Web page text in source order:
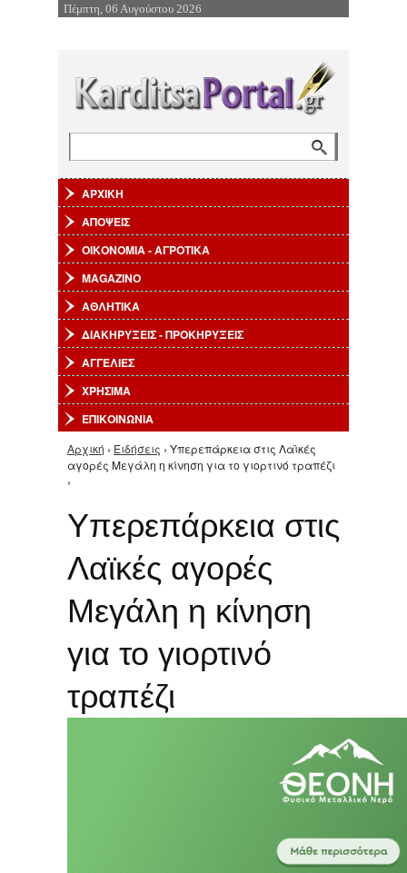
Επιστροφή στην Πλοήγηση
Πέμπτη, 06 Αυγούστου 2026
ΑΡΧΙΚΗ
ΑΠΟΨΕΙΣ
ΟΙΚΟΝΟΜΙΑ - ΑΓΡΟΤΙΚΑ
MAGAZINO
ΑΘΛΗΤΙΚΑ
ΔΙΑΚΗΡΥΞΕΙΣ - ΠΡΟΚΗΡΥΞΕΙΣ
ΑΓΓΕΛΙΕΣ
ΧΡΗΣΙΜΑ
ΕΠΙΚΟΙΝΩΝΙΑ
Είστε εδώ
Αρχική › Ειδήσεις › Υπερεπάρκεια στις Λαϊκές
αγορές Μεγάλη η κίνηση για το γιορτινό τραπέζι
›
Υπερεπάρκεια στις
Λαϊκές αγορές
Μεγάλη η κίνηση
για το γιορτινό
τραπέζι